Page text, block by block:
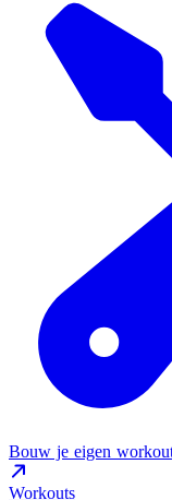
Bouw je eigen
Workouts